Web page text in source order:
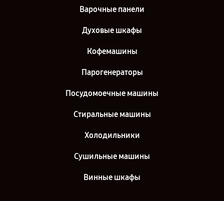
Екатеринбург
Воронеж
Ремонт посудомоечной машины Siemens SN 66L081 EU в г. Саратов
Ремонт посудомоечной машины Siemens SN 66L081 EU в г. Киров
Варочные панели
Духовые шкафы
Кофемашины
Парогенераторы
Посудомоечные машины
Стиральные машины
Холодильники
Сушильные машины
Винные шкафы